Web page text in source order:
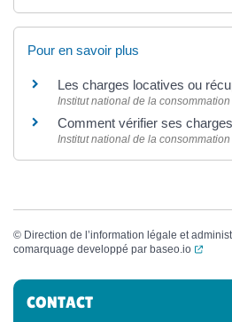
Pour en savoir plus
Les charges locatives ou
Institut national de la
Comment vérifier ses
Institut national de la
© Direction de l’information légale et
comarquage developpé par baseo.io
Informations
CONTACT